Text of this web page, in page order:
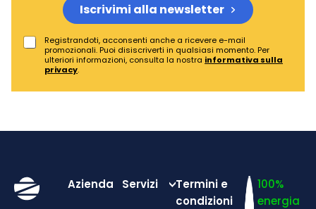
Registrandoti, acconsenti anche a ricevere e-mail
promozionali. Puoi disiscriverti in qualsiasi momento. Per
ulteriori informazioni, consulta la nostra informativa sulla
privacy.
Iscrivimi alla newsletter
Azienda Servizi
Termini e
condizioni
100%
energia